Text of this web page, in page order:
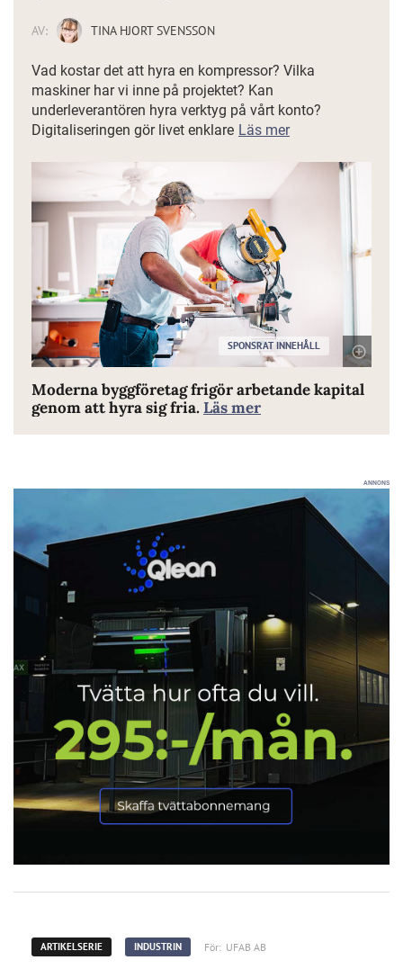
AV: TINA HJORT SVENSSON
Vad kostar det att hyra en kompressor? Vilka
maskiner har vi inne på projektet? Kan
underleverantören hyra verktyg på vårt konto?
Digitaliseringen gör livet enklare Läs mer
SPONSRAT INNEHÅLL
Moderna byggföretag frigör arbetande kapital
genom att hyra sig fria.Läs mer
ANNONS
ARTIKELSERIE INDUSTRIN För: UFAB AB